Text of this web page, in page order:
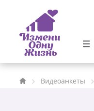
Видеоанкеты